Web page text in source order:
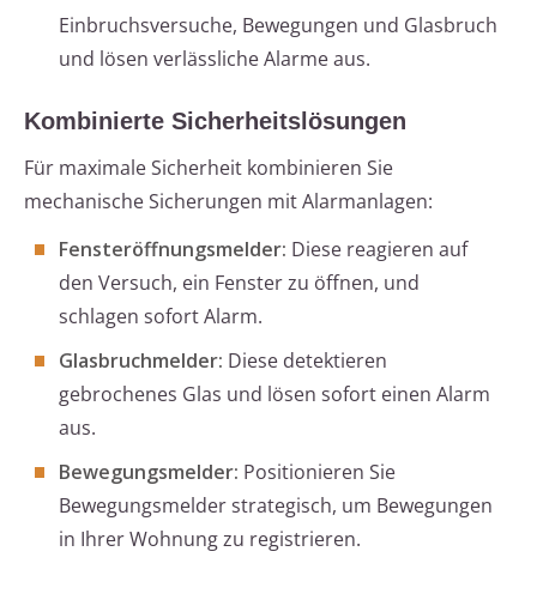
Einbruchsversuche, Bewegungen und Glasbruch
und lösen verlässliche Alarme aus.
Kombinierte Sicherheitslösungen
Für maximale Sicherheit kombinieren Sie
mechanische Sicherungen mit Alarmanlagen:
Fensteröffnungsmelder: Diese reagieren auf
den Versuch, ein Fenster zu öffnen, und
schlagen sofort Alarm.
Glasbruchmelder: Diese detektieren
gebrochenes Glas und lösen sofort einen Alarm
aus.
Bewegungsmelder: Positionieren Sie
Bewegungsmelder strategisch, um Bewegungen
in Ihrer Wohnung zu registrieren.